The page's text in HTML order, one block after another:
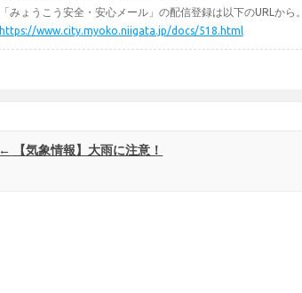
「みょうこう安全・安心メール」の配信登録は以下のURLから。
https://www.city.myoko.niigata.jp/docs/518.html
Post navigation
← 【気象情報】大雨に注意！